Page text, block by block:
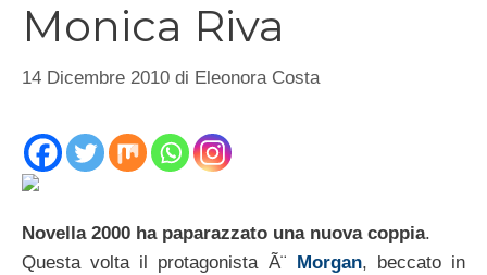
Monica Riva
14 Dicembre 2010 di Eleonora Costa
Novella 2000 ha paparazzato una nuova coppia.
Questa volta il protagonista Ã¨
Morgan, beccato in